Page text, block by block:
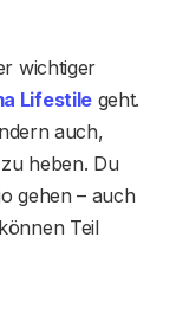
wichtiger
Lifestilegeht.
auch,
heben. Du
gehen – auch
Teil